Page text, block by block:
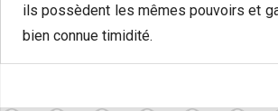
ils possèdent les mêmes pouvoirs et
bien connue timidité.